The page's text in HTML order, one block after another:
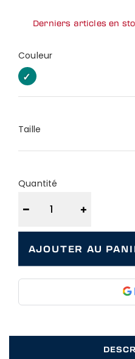
Derniers articles en
Couleur
EUCALYPTUS
Taille
Quantité
− +
AJOUTER AU